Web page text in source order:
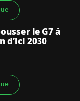
le G7 à
d’ici 2030